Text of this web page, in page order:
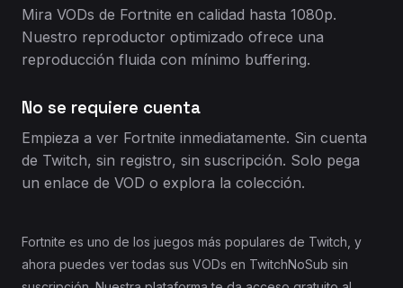
Mira VODs de Fortnite en calidad hasta 1080p.
Nuestro reproductor optimizado ofrece una
reproducción fluida con mínimo buffering.
No se requiere cuenta
Empieza a ver Fortnite inmediatamente. Sin cuenta
de Twitch, sin registro, sin suscripción. Solo pega
un enlace de VOD o explora la colección.
Fortnite es uno de los juegos más populares de Twitch, y
ahora puedes ver todas sus VODs en TwitchNoSub sin